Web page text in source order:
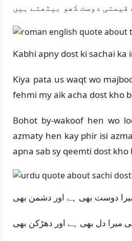
قیمتی دوست کھو بیٹھتے ہیں
Kabhi apny dost ki sachai
Kiya pata us waqt wo
fehmi my aik acha dost kho
Bohot by-wakoof hen wo
azmaty hen kay phir isi
apna sab sy qeemti dost
دوست بھی ہے اور دشمن بھی
میرا دل بھی ہے اور دھڑکن بھی